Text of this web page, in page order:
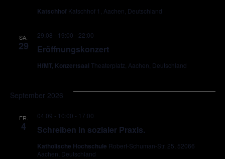
Katschhof Katschhof 1, Aachen, Deutschland
SA.
29 Eröffnungskonzert
29.08 - 19:00 - 22:00
HfMT, Konzertsaal Theaterplatz, Aachen, Deutschland
September 2026
FR.
4 Schreiben in sozialer Praxis.
04.09 - 10:00 - 17:00
Katholische Hochschule Robert-Schuman-Str. 25, 52066
Aachen, Deutschland